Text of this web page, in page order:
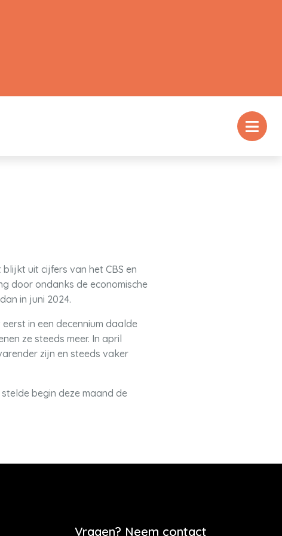
uit cijfers van het CBS en
door ondanks de economische
in juni 2024.
in een decennium daalde
ze steeds meer. In april
zijn en steeds vaker
begin deze maand de
Vragen? Neem contact